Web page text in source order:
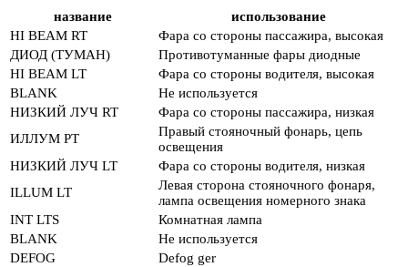
название
использование
HI BEAM RT
Фара со стороны пассажира, высокая
ДИОД (ТУМАН)
Противотуманные фары диодные
HI BEAM LT
Фара со стороны водителя, высокая
BLANK
Не используется
НИЗКИЙ ЛУЧ RT
Фара со стороны пассажира, низкая
ИЛЛУМ РТ
Правый стояночный фонарь, цепь
освещения
НИЗКИЙ ЛУЧ LT
Фара со стороны водителя, низкая
ILLUM LT
Левая сторона стояночного фонаря,
лампа освещения номерного знака
INT LTS
Комнатная лампа
BLANK
Не используется
DEFOG
Defog ger